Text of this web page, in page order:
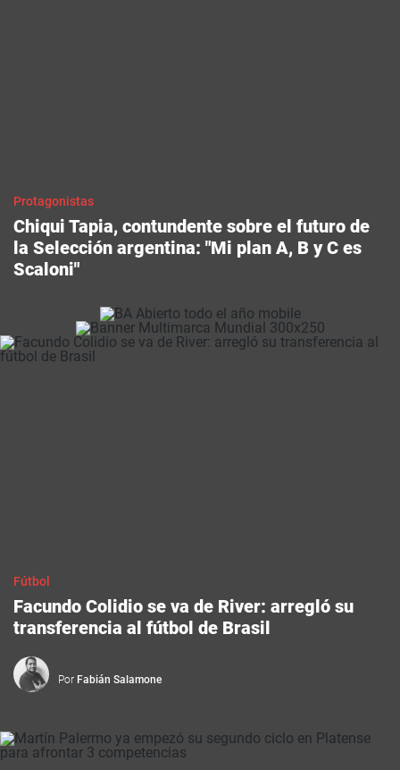
Protagonistas
Chiqui Tapia, contundente sobre el futuro de
la Selección argentina: "Mi plan A, B y C es
Scaloni"
Fútbol
Facundo Colidio se va de River: arregló su
transferencia al fútbol de Brasil
Por Fabián Salamone